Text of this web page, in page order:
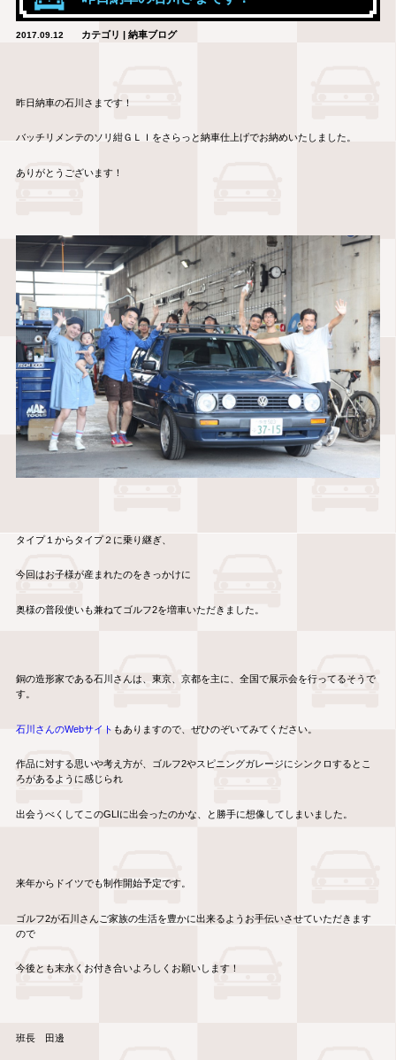
2017.09.12 カテゴリ | 納車ブログ
昨日納車の石川さまです！
バッチリメンテのソリ紺ＧＬＩをさらっと納車仕上げでお納めいたしました。
ありがとうございます！
タイプ１からタイプ２に乗り継ぎ、
今回はお子様が産まれたのをきっかけに
奥様の普段使いも兼ねてゴルフ2を増車いただきました。
銅の造形家である石川さんは、東京、京都を主に、全国で展示会を行ってるそうで
す。
石川さんのWebサイト もありますので、ぜひのぞいてみてください。
作品に対する思いや考え方が、ゴルフ2やスピニングガレージにシンクロするとこ
ろがあるように感じられ
出会うべくしてこのGLIに出会ったのかな、と勝手に想像してしまいました。
来年からドイツでも制作開始予定です。
ゴルフ2が石川さんご家族の生活を豊かに出来るようお手伝いさせていただきます
ので
今後とも末永くお付き合いよろしくお願いします！
班長 田邊